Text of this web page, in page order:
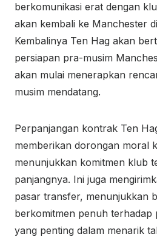
berkomunikasi erat dengan
akan kembali ke Manchester
Kembalinya Ten Hag akan
persiapan pra-musim
akan mulai menerapkan
musim mendatang.
Perpanjangan kontrak Ten
memberikan dorongan moral
menunjukkan komitmen klub
panjangnya. Ini juga
pasar transfer, menunjukkan
berkomitmen penuh terhadap
yang penting dalam menarik